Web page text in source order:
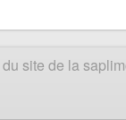
site de la